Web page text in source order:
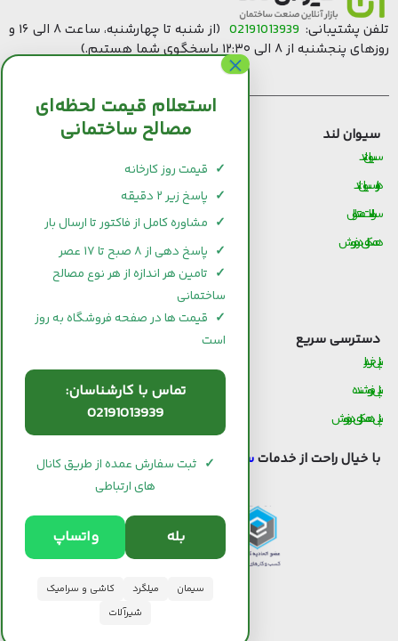
تلفن پشتیبانی:02191013939
(از شنبه تا چهارشنبه، ساعت ۸ الی ۱۶ و
روزهای پنجشنبه از ۸ الی ۱۲:۳۰ پاسخگوی شما هستیم.)
سیوان لند
سیوان لند
درباره سیوان لند
سوالات متداول
همکاری در فروش
قیمت مصالح ساختمانی
قیمت و خرید میلگرد
قیمت و خرید کاشی و سرامیک
قیمت و خرید آجر
قیمت و خرید گچ
قیمت و خرید شیرآلات
دسترسی سریع
پنل خریدار
پنل فروشنده
پنل همکاری در فروش
با خیال راحت از خدماتسیوان لند استفاده کنید.
استعلام قیمت لحظه‌ای
مصالح ساختمانی
✓ قیمت روز کارخانه
✓ پاسخ زیر ۲ دقیقه
✓ مشاوره کامل از فاکتور تا ارسال بار
✓ پاسخ دهی از ۸ صبح تا ۱۷ عصر
✓ تامین هر اندازه از هر نوع مصالح
ساختمانی
✓ قیمت ها در صفحه فروشگاه به روز
است
تماس با کارشناسان:
02191013939
✓ ثبت سفارش عمده از طریق کانال
های ارتباطی
بله واتساپ
سیمان میلگرد
کاشی و سرامیک
شیرآلات